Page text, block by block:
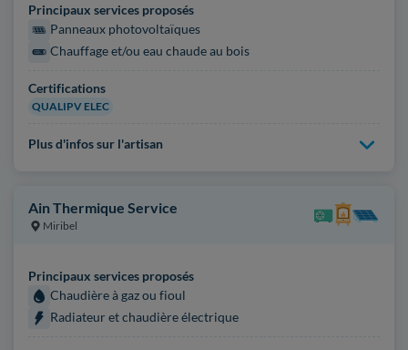
Principaux services proposés
Panneaux photovoltaïques
Chauffage et/ou eau chaude au bois
Certifications
QUALIPV ELEC
Plus d'infos sur l'artisan
Ain Thermique Service
Miribel
Principaux services proposés
Chaudière à gaz ou fioul
Radiateur et chaudière électrique